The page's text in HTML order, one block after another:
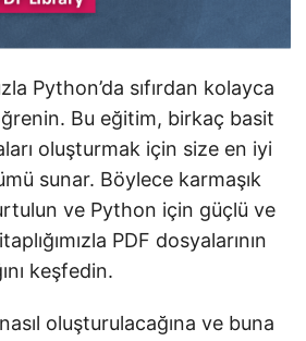
Python’da sıfırdan kolayca
Bu eğitim, birkaç basit
oluşturmak için size en iyi
sunar. Böylece karmaşık
ve Python için güçlü ve
PDF dosyalarının
keşfedin.
oluşturulacağına ve buna